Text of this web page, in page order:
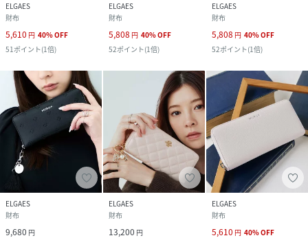
ELGAES
財布
5,610 円 40%OFF
51ポイント(1倍)
ELGAES
財布
5,808 円 40%OFF
52ポイント(1倍)
ELGAES
財布
5,808 円 40%OFF
52ポイント(1倍)
ELGAES
財布
9,680 円
ELGAES
財布
13,200 円
ELGAES
財布
5,610 円 40%OFF